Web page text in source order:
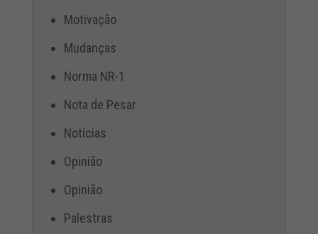
Motivação
Mudanças
Norma NR-1
Nota de Pesar
Notícias
Opinião
Opinião
Palestras